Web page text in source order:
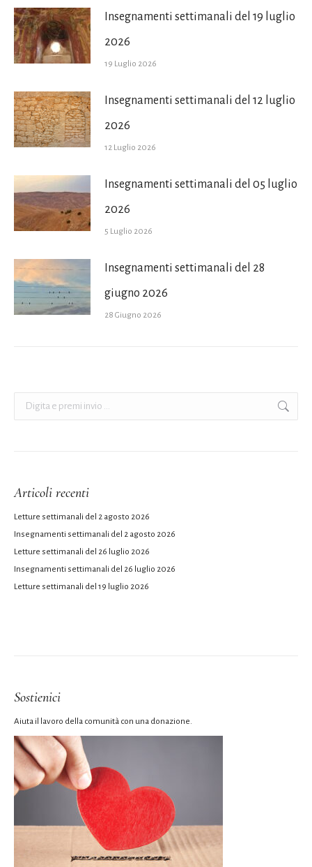
Insegnamenti settimanali del 19 luglio
2026
19 Luglio 2026
Insegnamenti settimanali del 12 luglio
2026
12 Luglio 2026
Insegnamenti settimanali del 05 luglio
2026
5 Luglio 2026
Insegnamenti settimanali del 28
giugno 2026
28 Giugno 2026
Articoli recenti
Letture settimanali del 2 agosto 2026
Insegnamenti settimanali del 2 agosto 2026
Letture settimanali del 26 luglio 2026
Insegnamenti settimanali del 26 luglio 2026
Letture settimanali del 19 luglio 2026
Sostienici
Aiuta il lavoro della comunità con una donazione.